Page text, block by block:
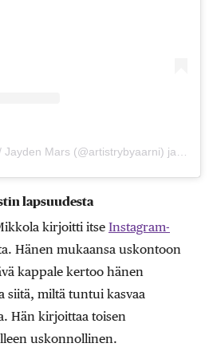
lapsuudesta
kirjoitti itse Instagram-
Hänen mukaansa uskontoon
kappale kertoo hänen
siitä, miltä tuntui kasvaa
Hän kirjoittaa toisen
uskonnollinen.